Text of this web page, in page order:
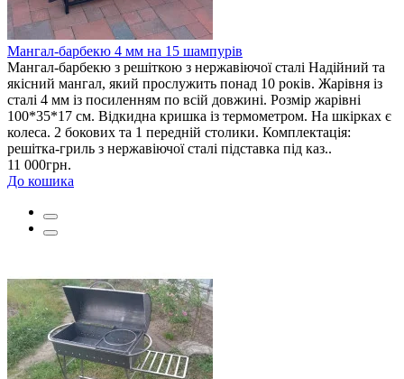
Мангал-барбекю 4 мм на 15 шампурів
Мангал-барбекю з решіткою з нержавіючої сталі Надійний та
якісний мангал, який прослужить понад 10 років. Жарівня із
сталі 4 мм із посиленням по всій довжині. Розмір жарівні
100*35*17 см. Відкидна кришка із термометром. На шкірках є
колеса. 2 бокових та 1 передній столики. Комплектація:
решітка-гриль з нержавіючої сталі підставка під каз..
11 000грн.
До кошика